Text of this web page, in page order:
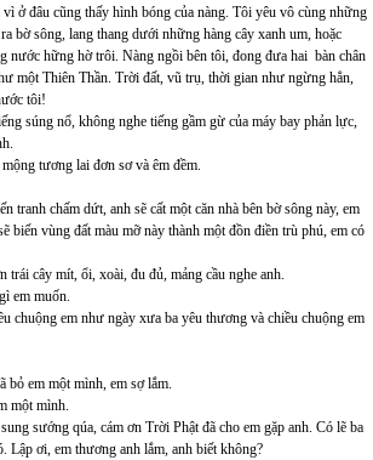
ở đâu cũng thấy hình bóng của nàng. Tôi yêu vô cùng những
bờ sông, lang thang dưới những hàng cây xanh um, hoặc
nước hững hờ trôi. Nàng ngồi bên tôi, đong đưa hai bàn chân
một Thiên Thần. Trời đất, vũ trụ, thời gian như ngừng hẳn,
tôi!
súng nổ, không nghe tiếng gầm gừ của máy bay phản lực,
tương lai đơn sơ và êm đềm.
tranh chấm dứt, anh sẽ cất một căn nhà bên bờ sông này, em
biến vùng đất màu mỡ này thành một đồn điền trù phú, em có
cây mít, ổi, xoài, đu đủ, mảng cầu nghe anh.
em muốn.
chuộng em như ngày xưa ba yêu thương và chiều chuộng em
bỏ em một mình, em sợ lắm.
một mình.
sướng qúa, cám ơn Trời Phật đã cho em gặp anh. Có lẽ ba
Lập ơi, em thương anh lắm, anh biết không?